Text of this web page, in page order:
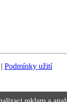
| Podmínky užití